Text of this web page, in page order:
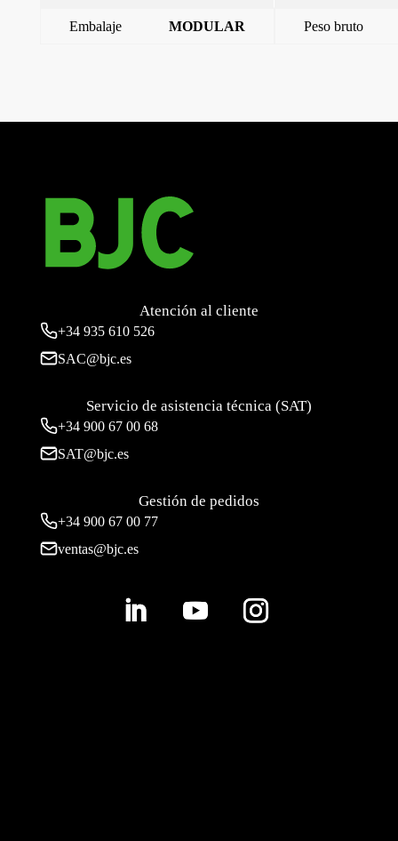
Embalaje MODULAR Peso bruto
Atención al cliente
+34 935 610 526
SAC@bjc.es
Servicio de asistencia técnica (SAT)
+34 900 67 00 68
SAT@bjc.es
Gestión de pedidos
+34 900 67 00 77
ventas@bjc.es